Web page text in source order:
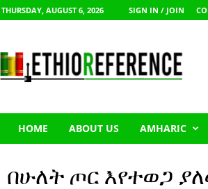
THURSDAY, AUGUST 6, 2026 SIGN IN / JOIN
h
HOME ABOUT US AMHARIC
በሁለት ጦር እየተወጋ